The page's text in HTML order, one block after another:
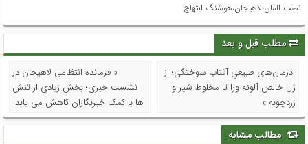
نصب المان،لاهیجان،هوشنگ ابتهاج
مطلب قبل و بعد
درمان‌های طبیعیِ آفتاب سوختگی؛ از
ژل خالص آلوئه ورا تا مخلوط شیر و
زردچوبه »
« فرمانده انتظامی لاهیجان در
نشست خبری؛ بخش زیادی از تنش
ها با کمک خبرنگاران کاهش می یابد
مطالب مشابه